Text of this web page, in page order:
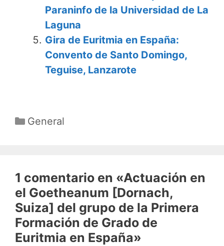
Paraninfo de la Universidad de La
Laguna
Gira de Euritmia en España:
Convento de Santo Domingo,
Teguise, Lanzarote
Categorías
General
1 comentario en «Actuación en
el Goetheanum [Dornach,
Suiza] del grupo de la Primera
Formación de Grado de
Euritmia en España»